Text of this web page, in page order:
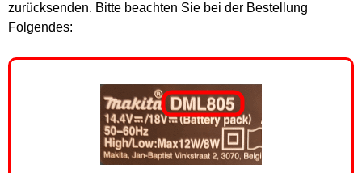
zurücksenden. Bitte beachten Sie bei der Bestellung
Folgendes: